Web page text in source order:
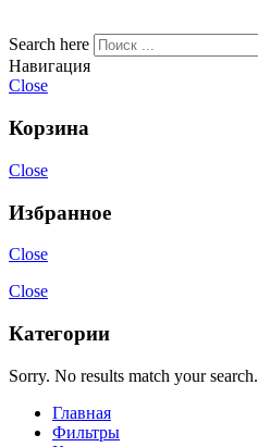
Search here
Навигация
Close
Корзина
Close
Избранное
Close
Close
Категории
Sorry. No results match your search.
Главная
Фильтры